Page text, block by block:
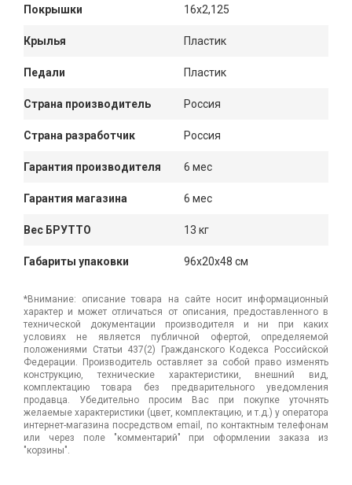
Покрышки 16x2,125
Крылья Пластик
Педали Пластик
Страна производитель Россия
Страна разработчик Россия
Гарантия производителя 6 мес
Гарантия магазина 6 мес
Вес БРУТТО 13 кг
Габариты упаковки 96x20x48 см
*Внимание: описание товара на сайте носит информационный
характер и может отличаться от описания, предоставленного в
технической документации производителя и ни при каких
условиях не является публичной офертой, определяемой
положениями Статьи 437(2) Гражданского Кодекса Российской
Федерации. Производитель оставляет за собой право изменять
конструкцию, технические характеристики, внешний вид,
комплектацию товара без предварительного уведомления
продавца. Убедительно просим Вас при покупке уточнять
желаемые характеристики (цвет, комплектацию, и т.д.) у оператора
интернет-магазина посредством email, по контактным телефонам
или через поле "комментарий" при оформлении заказа из
"корзины".